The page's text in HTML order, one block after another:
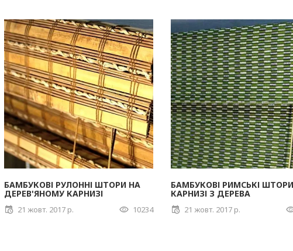
БАМБУКОВІ РУЛОННІ ШТОРИ НА
ДЕРЕВ'ЯНОМУ КАРНИЗІ
21 жовт. 2017 р. 10234
БАМБУКОВІ РИМСЬКІ
КАРНИЗІ З ДЕРЕВА
21 жовт. 2017 р.